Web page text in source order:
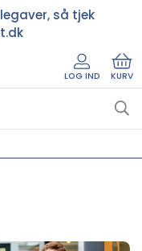
så tjek
LOG IND KURV